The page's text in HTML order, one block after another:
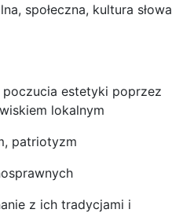
społeczna, kultura słowa
estetyki poprzez
lokalnym
patriotyzm
z ich tradycjami i